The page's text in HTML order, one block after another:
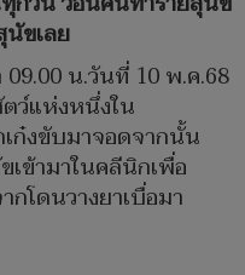
นัขเลย
09.00 น.วันที่ 10 พ.ค.68
ว์แห่งหนึ่งใน
ก๋งขับมาจอดจากนั้น
ข้ามาในคลีนิกเพื่อ
กโดนวางยาเบื่อมา